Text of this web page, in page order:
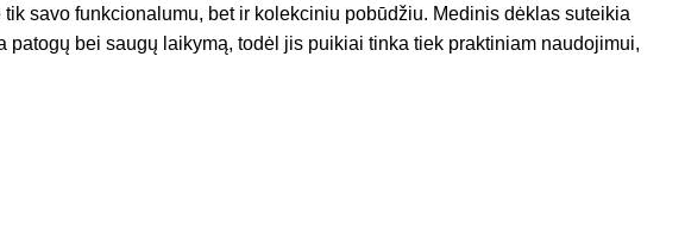
tik savo funkcionalumu, bet ir kolekciniu pobūdžiu. Medinis dėklas suteikia
patogų bei saugų laikymą, todėl jis puikiai tinka tiek praktiniam naudojimui,